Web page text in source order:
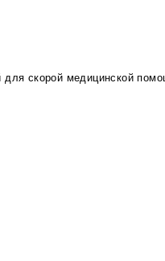
для скорой медицинской